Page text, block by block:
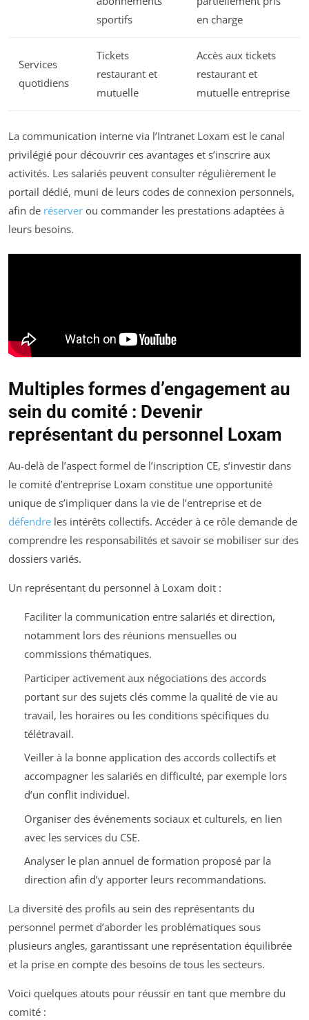
sportifs
en charge
Services
quotidiens
Tickets
restaurant et
mutuelle
Accès aux tickets
restaurant et
mutuelle entreprise
La communication interne via l’Intranet Loxam est le canal
privilégié pour découvrir ces avantages et s’inscrire aux
activités. Les salariés peuvent consulter régulièrement le
portail dédié, muni de leurs codes de connexion personnels,
afin de réserver ou commander les prestations adaptées à
leurs besoins.
Multiples formes d’engagement au
sein du comité : Devenir
représentant du personnel Loxam
Au-delà de l’aspect formel de l’inscription CE, s’investir dans
le comité d’entreprise Loxam constitue une opportunité
unique de s’impliquer dans la vie de l’entreprise et de
défendre les intérêts collectifs. Accéder à ce rôle demande de
comprendre les responsabilités et savoir se mobiliser sur des
dossiers variés.
Un représentant du personnel à Loxam doit :
Faciliter la communication entre salariés et direction,
notamment lors des réunions mensuelles ou
commissions thématiques.
Participer activement aux négociations des accords
portant sur des sujets clés comme la qualité de vie au
travail, les horaires ou les conditions spécifiques du
télétravail.
Veiller à la bonne application des accords collectifs et
accompagner les salariés en difficulté, par exemple lors
d’un conflit individuel.
Organiser des événements sociaux et culturels, en lien
avec les services du CSE.
Analyser le plan annuel de formation proposé par la
direction afin d’y apporter leurs recommandations.
La diversité des profils au sein des représentants du
personnel permet d’aborder les problématiques sous
plusieurs angles, garantissant une représentation équilibrée
et la prise en compte des besoins de tous les secteurs.
Voici quelques atouts pour réussir en tant que membre du
comité :